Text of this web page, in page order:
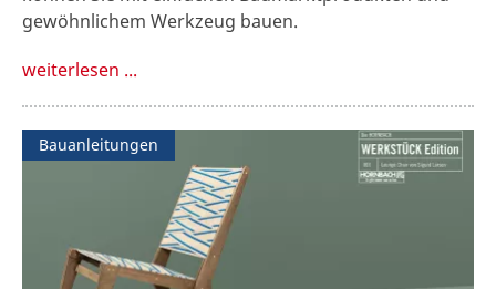
gewöhnlichem Werkzeug bauen.
weiterlesen ...
Bauanleitungen